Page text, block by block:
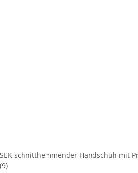
SEK schnitthemmender Handschuh mit
(9)